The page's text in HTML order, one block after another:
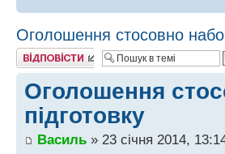
Оголошення стосовно
Відповісти
Оголошення
підготовку
Василь » 23 січня 2014,